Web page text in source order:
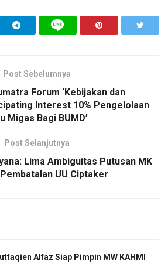
Post Sebelumnya
Forum ‘Kebijakan dan
Interest 10% Pengelolaan
Migas Bagi BUMD’
Post Selanjutnya
Lima Ambiguitas Putusan MK
UU Ciptaker
Alfaz Siap Pimpin MW KAHMI